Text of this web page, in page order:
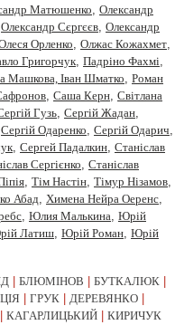
Матюшенко, Олександр
Олександр Сєргєєв, Олександр
Орленко, Олжас Кожахмет,
Григорчук, Падріно Фахмі,
Машкова, Іван Шматко, Роман
, Саша Керн, Світлана
Гузь, Сергій Жадан,
Сергій Одаренко, Сергій Одарич,
, Сергей Падалкин, Станiслав
Сергієнко, Станіслав
, Тім Настін, Тімур Нізамов,
Абад, Химена Нейра Оеренс,
, Юлия Малькина, Юрiй
Латиш, Юрій Роман, Юрій
БЛЮМІНОВ БУТКАЛЮК
ГРУК ДЕРЕВЯНКО
КАГАРЛИЦЬКИЙ
КИРИЧУК